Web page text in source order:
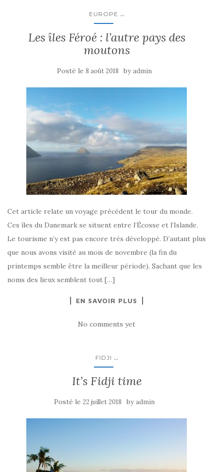
EUROPE ...
Les îles Féroé : l’autre pays des
moutons
Posté le 8 août 2018 byadmin
Cet article relate un voyage précédent le tour du monde.
Ces îles du Danemark se situent entre l’Écosse et l’Islande.
Le tourisme n’y est pas encore très développé. D’autant plus
que nous avons visité au mois de novembre (la fin du
printemps semble être la meilleur période). Sachant que les
noms des lieux semblent tout […]
EN SAVOIR PLUS
No comments yet
FIDJI ...
It’s Fidji time
Posté le 22 juillet 2018 byadmin